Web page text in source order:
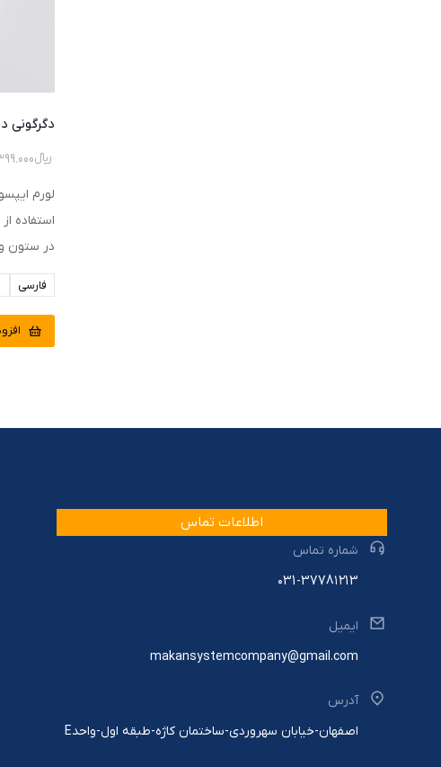
فارسی
دگرگونی
﷼
لورم
استفاده
در ستون
اطلاعات تماس
شماره تماس
۰31-3778۱۲13
ایمیل
makansystemcompany@gmail.com
آدرس
اصفهان-خیابان سهروردی-ساختمان کاژه-طبقه اول-واحدE